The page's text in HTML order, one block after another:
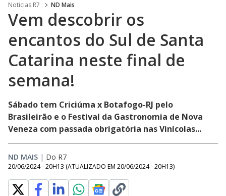
Noticias R7 ND Mais
Vem descobrir os
encantos do Sul de Santa
Catarina neste final de
semana!
Sábado tem Criciúma x Botafogo-RJ pelo
Brasileirão e o Festival da Gastronomia de Nova
Veneza com passada obrigatória nas Vinícolas...
ND MAIS | Do R7
20/06/2024 - 20H13 (ATUALIZADO EM 20/06/2024 - 20H13)